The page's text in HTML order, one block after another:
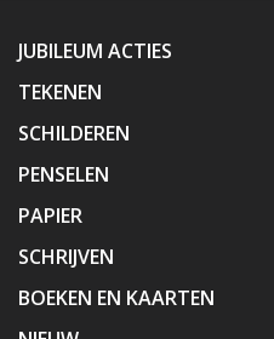
JUBILEUM ACTIES
TEKENEN
SCHILDEREN
PENSELEN
PAPIER
SCHRIJVEN
BOEKEN EN KAARTEN